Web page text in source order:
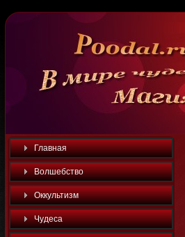
Главная
Волшебство
Оккультизм
Чудеса